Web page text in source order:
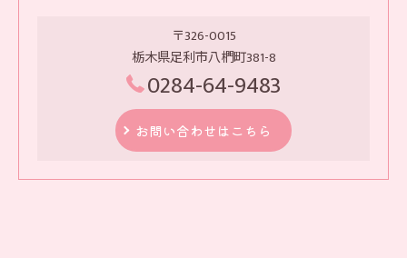
〒326-0015
栃木県足利市八椚町381-8
0284-64-9483
お問い合わせはこちら